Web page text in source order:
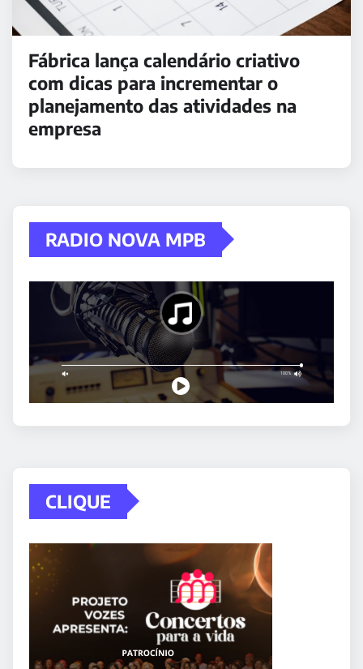
Fábrica lança calendário criativo
com dicas para incrementar o
planejamento das atividades na
empresa
RADIO NOVA MPB
CLIQUE